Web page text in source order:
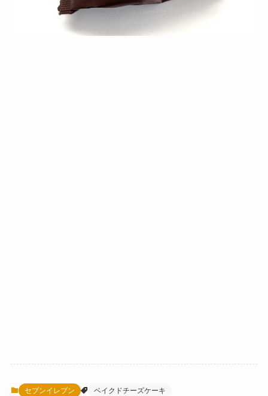
セブンイレブン ベイクドチーズケーキ